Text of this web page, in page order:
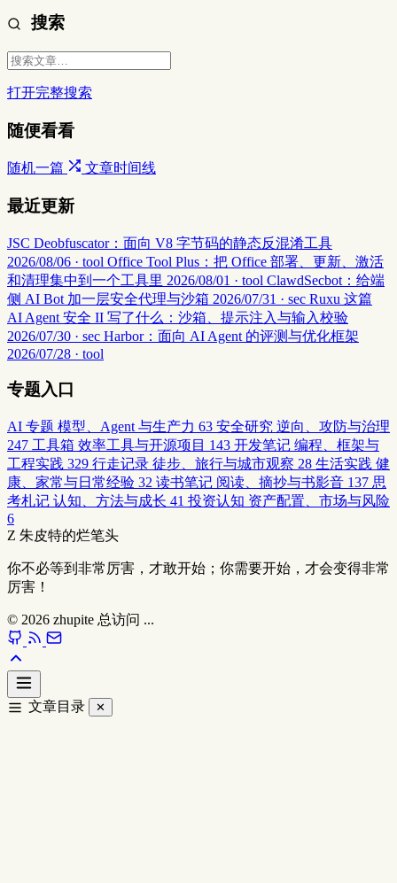
搜索
打开完整搜索
随便看看
随机一篇 文章时间线
最近更新
JSC Deobfuscator：面向 V8 字节码的静态反混淆工具
2026/08/06 · tool Office Tool Plus：把 Office 部署、更新、激活
和清理集中到一个工具里 2026/08/01 · tool ClawdSecbot：给端
侧 AI Bot 加一层安全代理与沙箱 2026/07/31 · sec Ruxu 这篇
AI Agent 安全 II 写了什么：沙箱、提示注入与输入校验
2026/07/30 · sec Harbor：面向 AI Agent 的评测与优化框架
2026/07/28 · tool
专题入口
AI 专题 模型、Agent 与生产力 63 安全研究 逆向、攻防与治理
247 工具箱 效率工具与开源项目 143 开发笔记 编程、框架与
工程实践 329 行走记录 徒步、旅行与城市观察 28 生活实践 健
康、家常与日常经验 32 读书笔记 阅读、摘抄与书影音 137 思
考札记 认知、方法与成长 41 投资认知 资产配置、市场与风险
6
Z 朱皮特的烂笔头
你不必等到非常厉害，才敢开始；你需要开始，才会变得非常
厉害！
© 2026 zhupite 总访问 ...
文章目录 ✕